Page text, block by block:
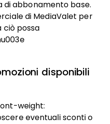
di abbonamento base.
di MediaValet per
ciò possa
disponibili
weight:
eventuali sconti o